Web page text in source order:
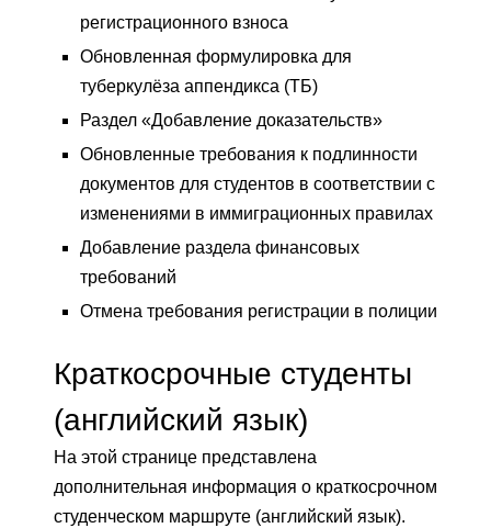
регистрационного взноса
Обновленная формулировка для
туберкулёза аппендикса (ТБ)
Раздел «Добавление доказательств»
Обновленные требования к подлинности
документов для студентов в соответствии с
изменениями в иммиграционных правилах
Добавление раздела финансовых
требований
Отмена требования регистрации в полиции
Краткосрочные студенты
(английский язык)
На этой странице представлена
дополнительная информация о краткосрочном
студенческом маршруте (английский язык).